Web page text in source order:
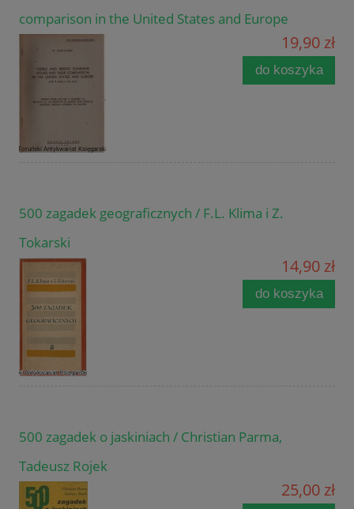
comparison in the United States and Europe
19,90 zł
do koszyka
500 zagadek geograficznych / F.L. Klima i Z.
Tokarski
14,90 zł
do koszyka
500 zagadek o jaskiniach / Christian Parma,
Tadeusz Rojek
25,00 zł